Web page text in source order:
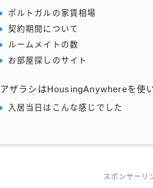
ポルトガルの家賃相場
契約期間について
ルームメイトの数
お部屋探しのサイト
アザラシはHousingAnywhereを使
入居当日はこんな感じでした
スポンサーリ